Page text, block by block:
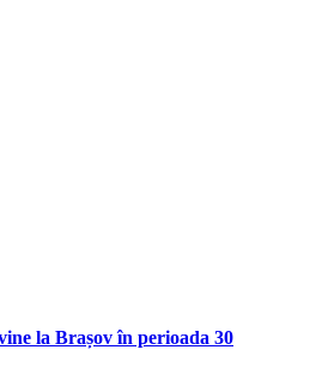
la Brașov în perioada 30